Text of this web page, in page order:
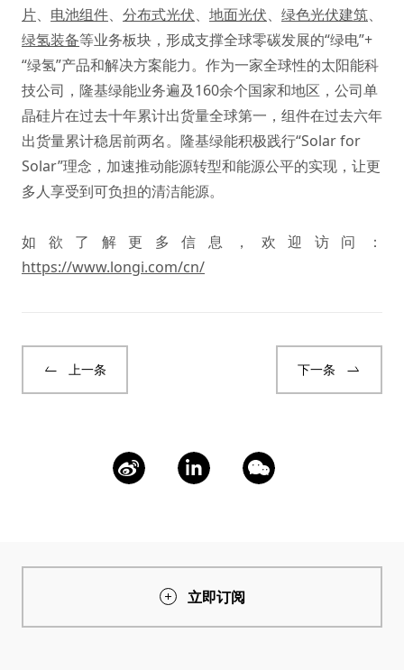
片、 电池组件、 分布式光伏、 地面光伏、 绿色光伏建筑、
绿氢装备等业务板块，形成支撑全球零碳发展的“绿电”+
“绿氢”产品和解决方案能力。作为一家全球性的太阳能科
技公司，隆基绿能业务遍及160余个国家和地区，公司单
晶硅片在过去十年累计出货量全球第一，组件在过去六年
出货量累计稳居前两名。隆基绿能积极践行“Solar for
Solar”理念，加速推动能源转型和能源公平的实现，让更
多人享受到可负担的清洁能源。
如欲了解更多信息，欢迎访问：
https://www.longi.com/cn/
上一条 下一条
立即订阅